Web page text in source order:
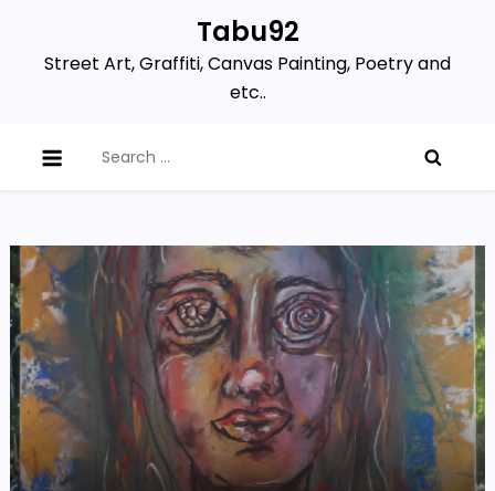
content
Tabu92
Street Art, Graffiti, Canvas Painting, Poetry and
etc..
for: